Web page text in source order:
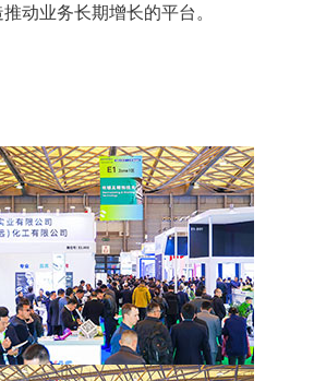
动业务长期增长的平台。